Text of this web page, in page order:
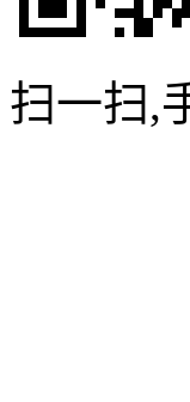
扫一扫,